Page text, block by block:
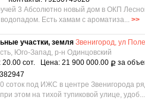
3 Абсолютно новый дом в ОКП
Есть хамам с ароматиза... >>
участки, земля Звенигород, ул
Юго-Запад, р-н Одинцовский
сот. Цена: 21 900 000.00 Р за
соток под ИЖС в центре Звенигорода
этом на тихой тупиковой улице, удоб...